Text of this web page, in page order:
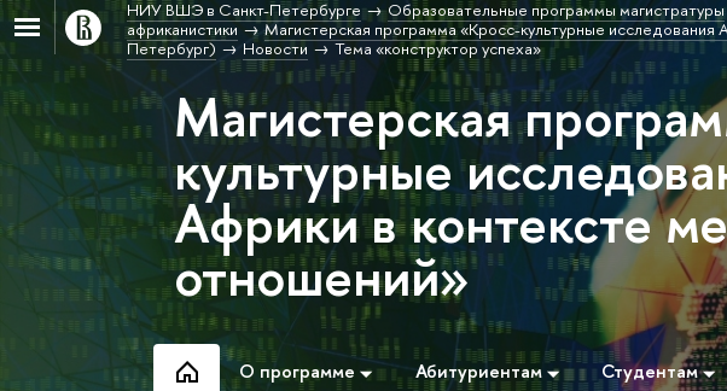
НИУ ВШЭ в Санкт-Петербурге Образовательные программы магистратуры
африканистики
Магистерская программа «Кросс-культурные
Петербург)
Новости Тема «конструктор успеха»
Магистерская
культурные
Африки в контексте
отношений»
О программе Абитуриентам Студентам